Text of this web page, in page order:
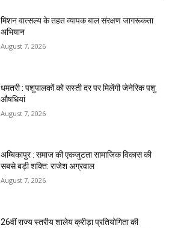
मिशन वात्सल्य के तहत व्यापक बाल संरक्षण जागरूकता
अभियान
August 7, 2026
धमतरी : पशुपालकों को सस्ती दर पर मिलेंगी जेनेरिक पशु
औषधियां
August 7, 2026
अम्बिकापुर : समाज की एकजुटता सामाजिक विकास की
सबसे बड़ी शक्ति: राजेश अग्रवाल
August 7, 2026
26वीं राज्य स्तरीय शालेय क्रीड़ा प्रतियोगिता की